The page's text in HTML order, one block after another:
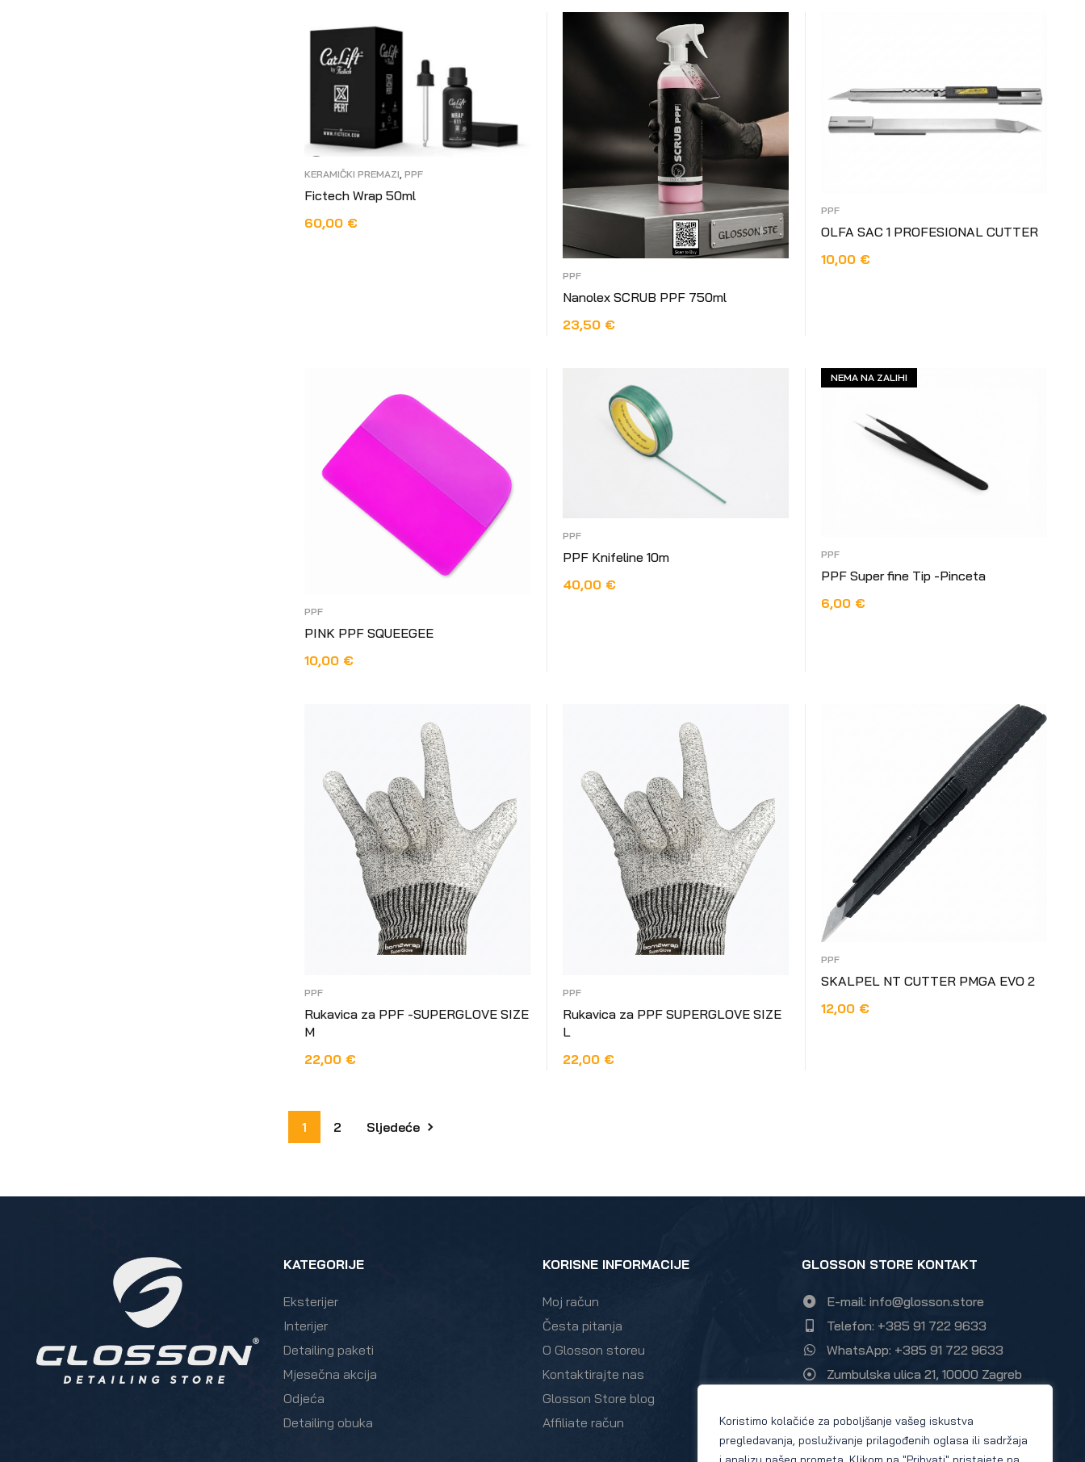
Koristimo kolačiće za poboljšanje vašeg iskustva
pregledavanja, posluživanje prilagođenih oglasa ili sadržaja
KERAMIČKI PREMAZI, PPF
Fictech Wrap 50ml
60,00 €
PPF
Nanolex SCRUB PPF 750ml
23,50 €
PPF
OLFA SAC 1 PROFESIONAL CUTTER
10,00 €
PPF
PINK PPF SQUEEGEE
10,00 €
PPF
PPF Knifeline 10m
40,00 €
NEMA NA ZALIHI
PPF
PPF Super fine Tip -Pinceta
6,00 €
PPF
Rukavica za PPF -SUPERGLOVE SIZE
M
22,00 €
PPF
Rukavica za PPF SUPERGLOVE SIZE
L
22,00 €
PPF
SKALPEL NT CUTTER PMGA EVO 2
12,00 €
1 2 Sljedeće
KATEGORIJE
Eksterijer
Interijer
Detailing paketi
Mjesečna akcija
Odjeća
Detailing obuka
KORISNE INFORMACIJE
Moj račun
Česta pitanja
O Glosson storeu
Kontaktirajte nas
Glosson Store blog
Affiliate račun
GLOSSON STORE KONTAKT
E-mail: info@glosson.store
Telefon: +385 91 722 9633
WhatsApp: +385 91 722 9633
Zumbulska ulica 21, 10000 Zagreb
Facebook Glosson store